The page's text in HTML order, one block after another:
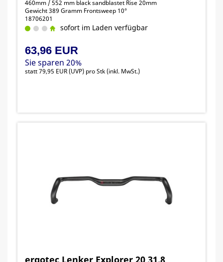
460mm / 552 mm black sandblastet Rise 20mm
Gewicht 389 Gramm Frontsweep 10°
18706201
sofort im Laden verfügbar
63,96 EUR
Sie sparen 20%
statt79,95 EUR(UVP) pro Stk (inkl. MwSt.)
ergotec Lenker Explorer 20 31,8